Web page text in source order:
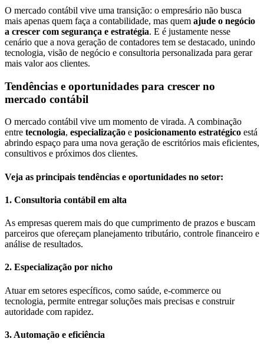
O mercado contábil vive uma transição: o empresário não busca
mais apenas quem faça a contabilidade, mas quem ajude o negócio
a crescer com segurança e estratégia. E é justamente nesse
cenário que a nova geração de contadores tem se destacado, unindo
tecnologia, visão de negócio e consultoria personalizada para gerar
mais valor aos clientes.
Tendências e oportunidades para crescer no
mercado contábil
O mercado contábil vive um momento de virada. A combinação
entre tecnologia, especialização e posicionamento estratégico está
abrindo espaço para uma nova geração de escritórios mais eficientes,
consultivos e próximos dos clientes.
Veja as principais tendências e oportunidades no setor:
1. Consultoria contábil em alta
As empresas querem mais do que cumprimento de prazos e buscam
parceiros que ofereçam planejamento tributário, controle financeiro e
análise de resultados.
2. Especialização por nicho
Atuar em setores específicos, como saúde, e-commerce ou
tecnologia, permite entregar soluções mais precisas e construir
autoridade com rapidez.
3. Automação e eficiência